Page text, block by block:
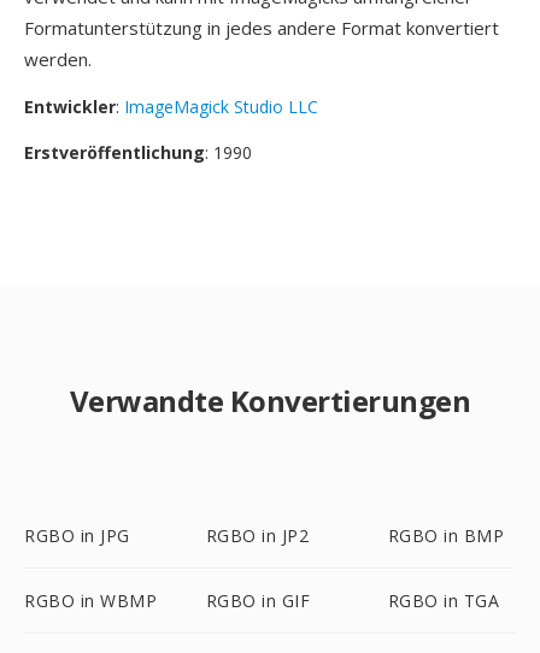
Formatunterstützung in jedes andere Format konvertiert
werden.
Entwickler: ImageMagick Studio LLC
Erstveröffentlichung: 1990
Verwandte Konvertierungen
RGBO in JPG RGBO in JP2 RGBO in BMP
RGBO in WBMP RGBO in GIF RGBO in TGA